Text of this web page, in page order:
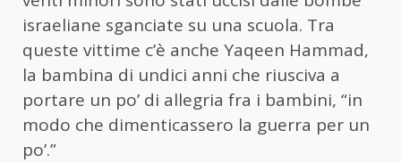
israeliane sganciate su una scuola. Tra
queste vittime c’è anche Yaqeen Hammad,
la bambina di undici anni che riusciva a
portare un po’ di allegria fra i bambini, “in
modo che dimenticassero la guerra per un
po’.”